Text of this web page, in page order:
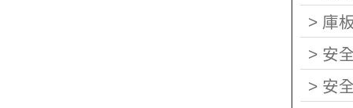
> 庫
> 安
> 安